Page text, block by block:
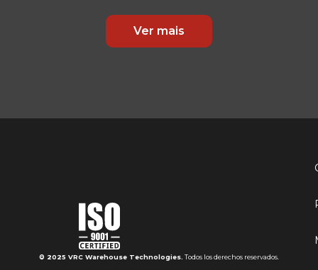
Ver mais
© 2025 VRC Warehouse Technologies. Todos los derechos reservados.